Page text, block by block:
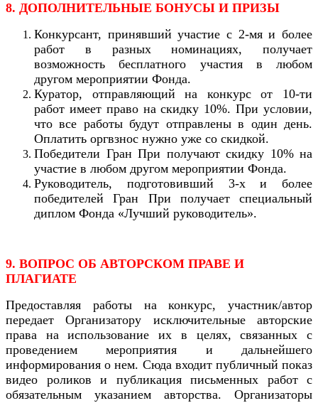
8. ДОПОЛНИТЕЛЬНЫЕ БОНУСЫ И ПРИЗЫ
Конкурсант, принявший участие с 2-мя и более
работ в разных номинациях, получает
возможность бесплатного участия в любом
другом мероприятии Фонда.
Куратор, отправляющий на конкурс от 10-ти
работ имеет право на скидку 10%. При условии,
что все работы будут отправлены в один день.
Оплатить оргвзнос нужно уже со скидкой.
Победители Гран При получают скидку 10% на
участие в любом другом мероприятии Фонда.
Руководитель, подготовивший 3-х и более
победителей Гран При получает специальный
диплом Фонда «Лучший руководитель».
9. ВОПРОС ОБ АВТОРСКОМ ПРАВЕ И
ПЛАГИАТЕ
Предоставляя работы на конкурс, участник/автор
передает Организатору исключительные авторские
права на использование их в целях, связанных с
проведением мероприятия и дальнейшего
информирования о нем. Сюда входит публичный показ
видео роликов и публикация письменных работ с
обязательным указанием авторства. Организаторы